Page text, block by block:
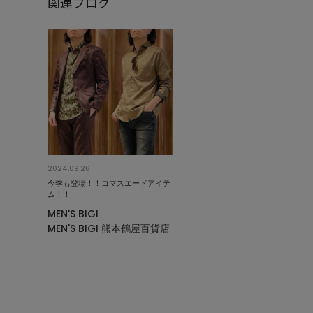
2024.09.26
今季も登場！！コマスエードアイテ
ム！！
MEN'S BIGI
MEN'S BIGI 熊本鶴屋百貨店